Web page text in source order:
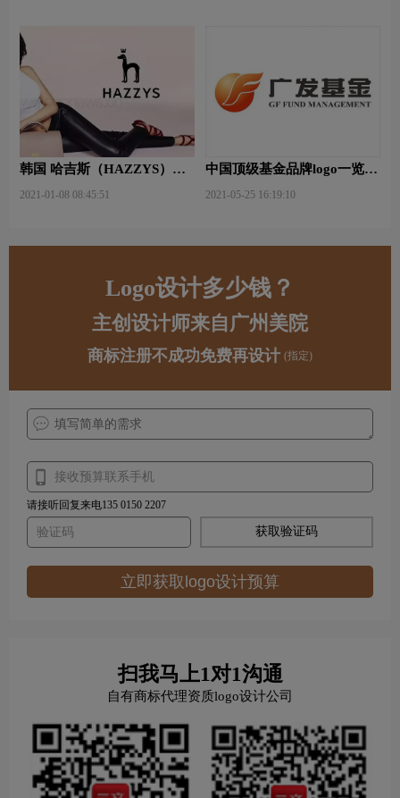
韩国 哈吉斯（HAZZYS）品
2021-01-08 08:45:51
中国顶级基金品牌logo一览：
2021-05-25 16:19:10
Logo设计多少钱？
主创设计师来自广州美院
商标注册不成功免费再设计 (指定)
请接听回复来电135 0150 2207
获取验证码
立即获取logo设计预算
扫我马上1对1沟通
自有商标代理资质logo设计公司